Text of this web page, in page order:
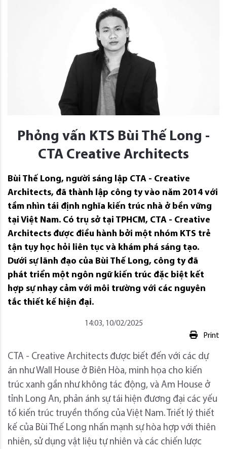
Phỏng vấn KTS Bùi Thế Long -
CTA Creative Architects
Bùi Thế Long, người sáng lập CTA - Creative
Architects, đã thành lập công ty vào năm 2014 với
tầm nhìn tái định nghĩa kiến ​​trúc nhà ở bền vững
tại Việt Nam. Có trụ sở tại TPHCM, CTA - Creative
Architects được điều hành bởi một nhóm KTS trẻ
tận tụy học hỏi liên tục và khám phá sáng tạo.
Dưới sự lãnh đạo của Bùi Thế Long, công ty đã
phát triển một ngôn ngữ kiến ​​trúc đặc biệt kết
hợp sự nhạy cảm với môi trường với các nguyên
tắc thiết kế hiện đại.
14:03, 10/02/2025
Print
CTA - Creative Architects được biết đến với các dự
án như Wall House ở Biên Hòa, minh họa cho kiến ​​
trúc xanh gần như không tác động, và Am House ở
tỉnh Long An, phản ánh sự tái hiện đương đại các yếu
tố kiến ​​trúc truyền thống của Việt Nam. Triết lý thiết
kế của Bùi Thế Long nhấn mạnh sự hòa hợp với thiên
nhiên, sử dụng vật liệu tự nhiên và các chiến lược